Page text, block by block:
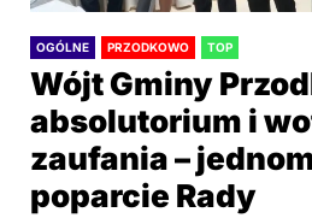
OGÓLNE PRZODKOWO TOP
Wójt Gminy
absolutorium i
zaufania –
poparcie Rady